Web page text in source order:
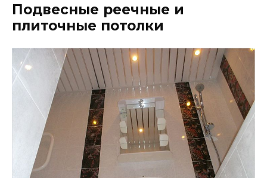
Подвесные реечные и
плиточные потолки